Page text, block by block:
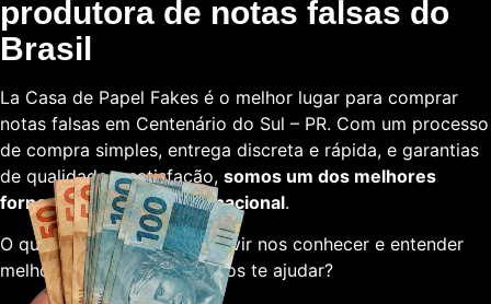
produtora de notas falsas do
Brasil
La Casa de Papel Fakes é o melhor lugar para comprar
notas falsas em Centenário do Sul – PR. Com um processo
de compra simples, entrega discreta e rápida, e garantias
de qualidade e satisfação, somos um dos melhores
fornecedores em escala nacional.
O que está esperando para vir nos conhecer e entender
melhor sobre como podemos te ajudar?